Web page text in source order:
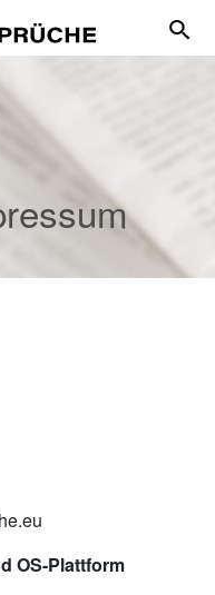
OS-Plattform